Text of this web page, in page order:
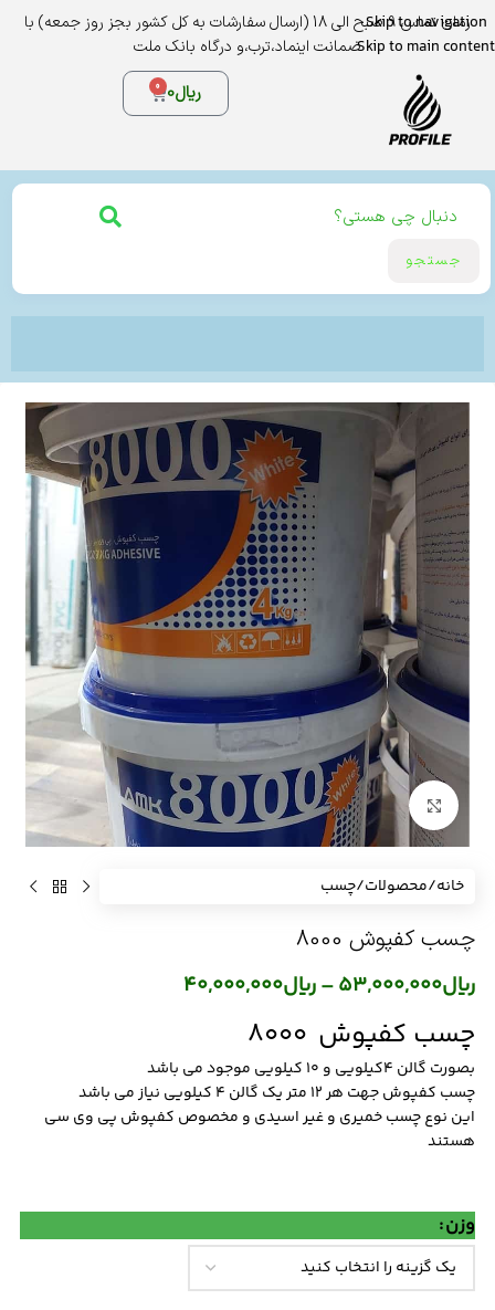
Skip to navigation
Skip to main content
زمان تماس 9 صبح الی 18 (ارسال سفارشات به کل کشور بجز روز جمعه) با
ضمانت اینماد،ترب،و درگاه بانک ملت
ریال0
0
جستجو
برای بزرگنمایی کلیک کنید
خانه/محصولات/چسب
چسب کفپوش 8000
ریال53,000,000
–ریال40,000,000
چسب کفپوش 8000
بصورت گالن 4کیلویی و 10 کیلویی موجود می باشد
چسب کفپوش جهت هر 12 متر یک گالن 4 کیلویی نیاز می باشد
این نوع چسب خمیری و غیر اسیدی و مخصوص کفپوش پی وی سی
هستند
وزن